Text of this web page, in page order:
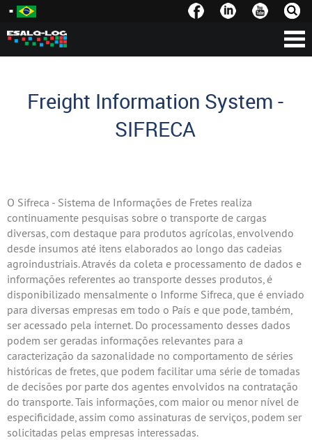
Freight Information System -
SIFRECA
O Sifreca - Sistema de Informações de Fretes realiza
continuamente pesquisas sobre o transporte de cargas
diversas, com destaque para produtos agrícolas, envolvendo
desde insumos até itens elaborados ao longo das cadeias
agroindustriais. Através da coleta e processamento de dados e
informações referentes ao transporte desses produtos, é
disponibilizado mensalmente o Informe Sifreca, que é enviado
para diversas empresas em todo o País e que pode, também,
ser acessado pela internet. Do processamento desses dados
podem ser geradas informações relevantes para a
caracterização da sazonalidade no comportamento de séries
históricas de fretes, que podem facilitar uma série de tomadas
de decisões por parte dos agentes envolvidos na contratação
do transporte. Tais informações, com maior ou menor nível de
especificidade, assim como assinaturas de serviços, podem ser
solicitadas pelas empresas interessadas.